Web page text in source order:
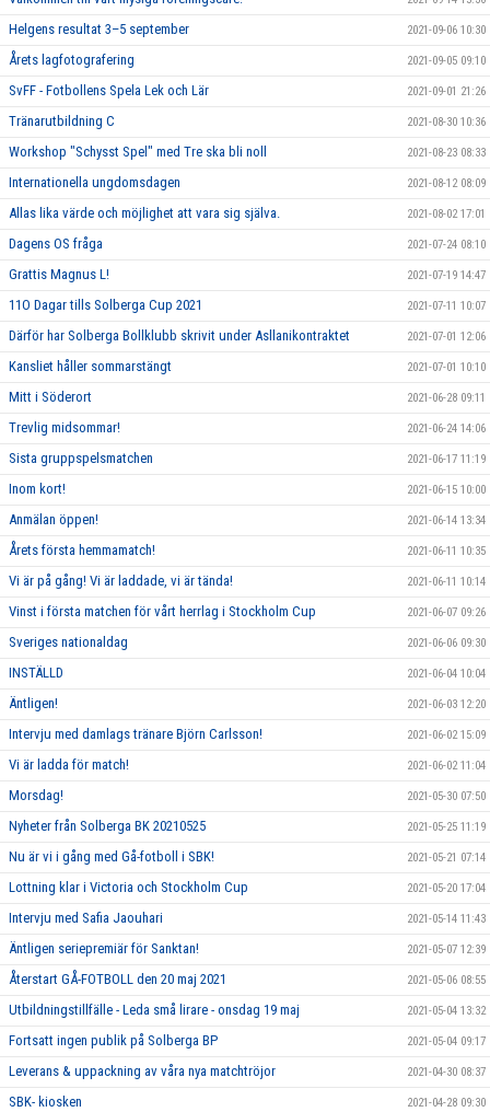
Helgens resultat 3–5 september 2021-09-06 10:30
Årets lagfotografering 2021-09-05 09:10
SvFF - Fotbollens Spela Lek och Lär 2021-09-01 21:26
Tränarutbildning C 2021-08-30 10:36
Workshop "Schysst Spel" med Tre ska bli noll 2021-08-23 08:33
Internationella ungdomsdagen 2021-08-12 08:09
Allas lika värde och möjlighet att vara sig själva. 2021-08-02 17:01
Dagens OS fråga 2021-07-24 08:10
Grattis Magnus L! 2021-07-19 14:47
11O Dagar tills Solberga Cup 2021 2021-07-11 10:07
Därför har Solberga Bollklubb skrivit under Asllanikontraktet 2021-07-01 12:06
Kansliet håller sommarstängt 2021-07-01 10:10
Mitt i Söderort 2021-06-28 09:11
Trevlig midsommar! 2021-06-24 14:06
Sista gruppspelsmatchen 2021-06-17 11:19
Inom kort! 2021-06-15 10:00
Anmälan öppen! 2021-06-14 13:34
Årets första hemmamatch! 2021-06-11 10:35
Vi är på gång! Vi är laddade, vi är tända! 2021-06-11 10:14
Vinst i första matchen för vårt herrlag i Stockholm Cup 2021-06-07 09:26
Sveriges nationaldag 2021-06-06 09:30
INSTÄLLD 2021-06-04 10:04
Äntligen! 2021-06-03 12:20
Intervju med damlags tränare Björn Carlsson! 2021-06-02 15:09
Vi är ladda för match! 2021-06-02 11:04
Morsdag! 2021-05-30 07:50
Nyheter från Solberga BK 20210525 2021-05-25 11:19
Nu är vi i gång med Gå-fotboll i SBK! 2021-05-21 07:14
Lottning klar i Victoria och Stockholm Cup 2021-05-20 17:04
Intervju med Safia Jaouhari 2021-05-14 11:43
Äntligen seriepremiär för Sanktan! 2021-05-07 12:39
Återstart GÅ-FOTBOLL den 20 maj 2021 2021-05-06 08:55
Utbildningstillfälle - Leda små lirare - onsdag 19 maj 2021-05-04 13:32
Fortsatt ingen publik på Solberga BP 2021-05-04 09:17
Leverans & uppackning av våra nya matchtröjor 2021-04-30 08:37
SBK- kiosken 2021-04-28 09:30